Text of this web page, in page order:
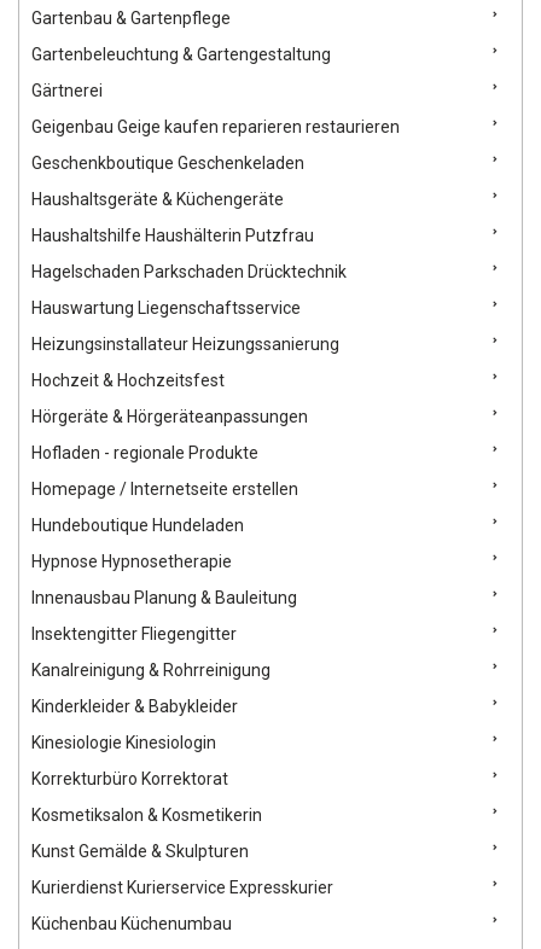
Gartenbau & Gartenpflege
Gartenbeleuchtung & Gartengestaltung
Gärtnerei
Geigenbau Geige kaufen reparieren restaurieren
Geschenkboutique Geschenkeladen
Haushaltsgeräte & Küchengeräte
Haushaltshilfe Haushälterin Putzfrau
Hagelschaden Parkschaden Drücktechnik
Hauswartung Liegenschaftsservice
Heizungsinstallateur Heizungssanierung
Hochzeit & Hochzeitsfest
Hörgeräte & Hörgeräteanpassungen
Hofladen - regionale Produkte
Homepage / Internetseite erstellen
Hundeboutique Hundeladen
Hypnose Hypnosetherapie
Innenausbau Planung & Bauleitung
Insektengitter Fliegengitter
Kanalreinigung & Rohrreinigung
Kinderkleider & Babykleider
Kinesiologie Kinesiologin
Korrekturbüro Korrektorat
Kosmetiksalon & Kosmetikerin
Kunst Gemälde & Skulpturen
Kurierdienst Kurierservice Expresskurier
Küchenbau Küchenumbau